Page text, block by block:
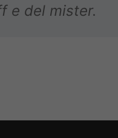
e del mister.